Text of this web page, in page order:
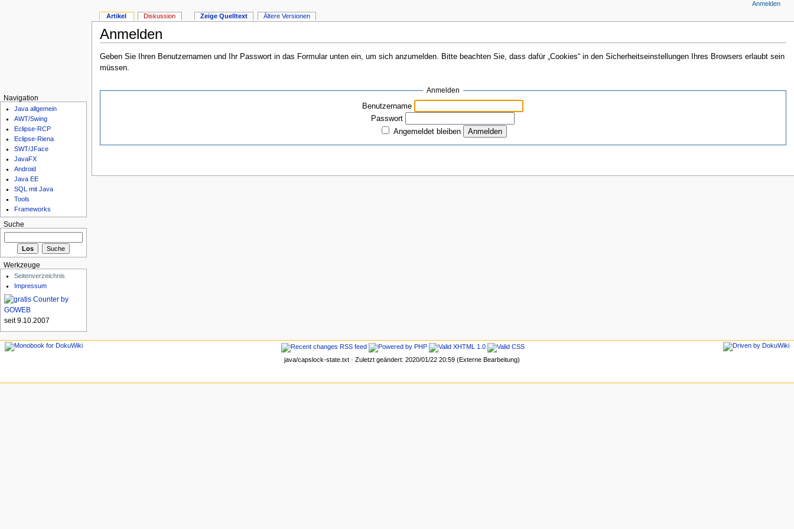
Anmelden
Geben Sie Ihren Benutzernamen und Ihr Passwort in das Formular unten ein, um sich anzumelden. Bitte beachten Sie, dass dafür „Cookies“ in den Sicherheitseinstellungen Ihres Browsers erlaubt sein
müssen.
Anmelden
Benutzername
Passwort
Angemeldet bleiben
Artikel Diskussion Zeige Quelltext Ältere Versionen
Navigation
Java allgemein
AWT/Swing
Eclipse-RCP
Eclipse-Riena
SWT/JFace
JavaFX
Android
Java EE
SQL mit Java
Tools
Frameworks
Anmelden
Suche
Werkzeuge
Seitenverzeichnis
Impressum
seit 9.10.2007
java/capslock-state.txt · Zuletzt geändert: 2020/01/22 20:59 (Externe Bearbeitung)